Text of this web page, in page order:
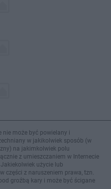
nie może być powielany i
w jakikolwiek sposób (w
na jakimkolwiek polu
z umieszczaniem w Internecie
użycie lub
części z naruszeniem prawa, tzn.
groźbą kary i może być ścigane